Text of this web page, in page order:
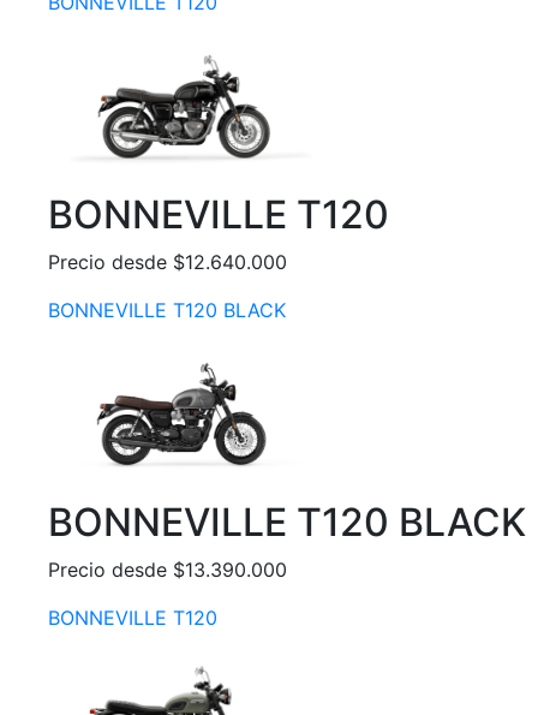
BONNEVILLE T120
Precio desde $12.640.000
BONNEVILLE T120 BLACK
BONNEVILLE T120 BLACK
Precio desde $13.390.000
BONNEVILLE T120